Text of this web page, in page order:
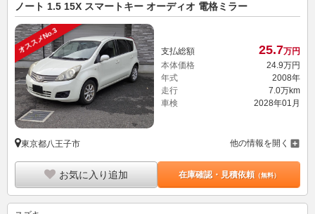
ノート 1.5 15X スマートキー オーディオ 電格ミラー
オススメNo.3 支払総額 25.7万円
本体価格
24.9万円
年式
2008年
走行
7.0万km
車検
2028年01月
東京都八王子市 他の情報を開く
お気に入り追加 在庫確認・見積依頼（無料）